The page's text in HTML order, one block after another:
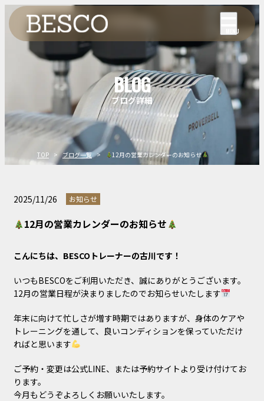
MENU
BLOG
ブログ詳細
TOP ブログ一覧 12月の営業カレンダーのお知らせ
2025/11/26 お知らせ
12月の営業カレンダーのお知らせ
こんにちは、BESCOトレーナーの古川です！
いつもBESCOをご利用いただき、誠にありがとうございます。
12月の営業日程が決まりましたのでお知らせいたします
年末に向けて忙しさが増す時期ではありますが、身体のケアや
トレーニングを通して、良いコンディションを保っていただけ
ればと思います
ご予約・変更は公式LINE、または予約サイトより受け付けてお
ります。
今月もどうぞよろしくお願いいたします。